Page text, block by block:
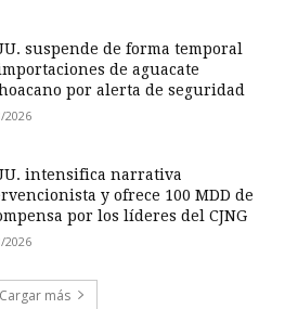
suspende de forma temporal
de aguacate
por alerta de seguridad
2026
intensifica narrativa
y ofrece 100 MDD de
por los líderes del CJNG
2026
Cargar más